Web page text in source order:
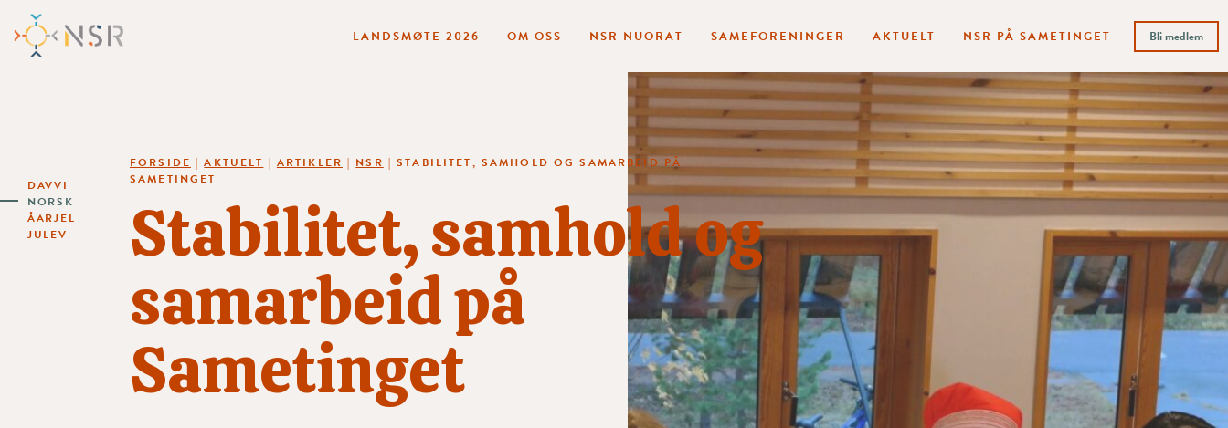
DAVVI
NORSK
ÅARJEL
JULEV
LANDSMØTE 2026 OM OSS NSR NUORAT SAMEFORENINGER AKTUELT NSR PÅ SAMETINGET Bli medlem
FORSIDE |AKTUELT | ARTIKLER | NSR |STABILITET, SAMHOLD OG SAMARBEID PÅ
SAMETINGET
Stabilitet, samhold og
samarbeid på
Sametinget